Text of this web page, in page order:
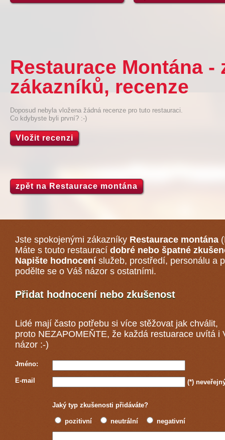
Restaurace Montána
zákazníků, recenze
Doposud nebyla vložena žádná recenze pro tuto restauraci.
Co kdybyste byli první? :-)
Vložit recenzi
zpět na Restaurace montána
Jste spokojenými zákazníky Restaurace montána
Máte s touto restaurací dobré nebo špatné
Napište hodnocení služeb, prostředí, personálu a
podělte se o Váš názor s ostatními.
Přidat hodnocení nebo zkušenost
Lidé mají často potřebu si více stěžovat jak chválit,
proto NEZAPOMEŇTE, že každá restuarace uvítá i
názor :-)
Jméno:
E-mail (*)
Jaký typ zkušenosti přidáváte?
pozitivní neutrální negativní